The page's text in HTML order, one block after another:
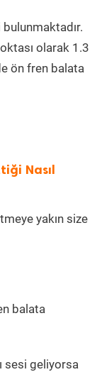
olarak 1.3
ön fren balata
Nasıl
yakın size
balata
sesi geliyorsa